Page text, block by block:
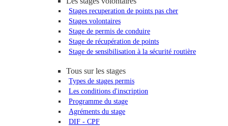
Stages recuperation de points pas cher
Stages volontaires
Stage de permis de conduire
Stage de récupération de points
Stage de sensibilisation à la sécurité routière
Tous sur les stages
Types de stages permis
Les conditions d'inscription
Programme du stage
Agréments du stage
DIF - CPF